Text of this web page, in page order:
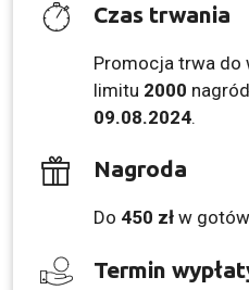
Czas trwania
Promocja trwa do
limitu 2000
09.08.2024.
Nagroda
Do 450 zł w
Termin